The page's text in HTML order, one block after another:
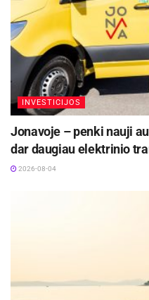
INVESTICIJOS
Jonavoje – penki nauji
dar daugiau elektrinio
2026-08-04